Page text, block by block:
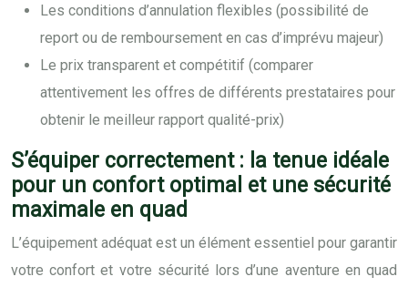
Les conditions d’annulation flexibles (possibilité de
report ou de remboursement en cas d’imprévu majeur)
Le prix transparent et compétitif (comparer
attentivement les offres de différents prestataires pour
obtenir le meilleur rapport qualité-prix)
S’équiper correctement : la tenue idéale
pour un confort optimal et une sécurité
maximale en quad
L’équipement adéquat est un élément essentiel pour garantir
votre confort et votre sécurité lors d’une aventure en quad